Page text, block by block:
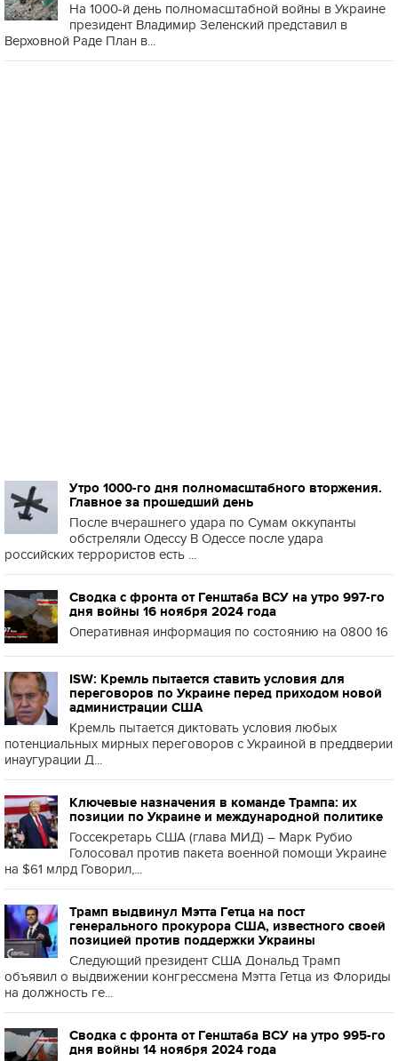
На 1000-й день полномасштабной войны в Украине
президент Владимир Зеленский представил в
Верховной Раде План в...
Утро 1000-го дня полномасштабного вторжения.
Главное за прошедший день
После вчерашнего удара по Сумам оккупанты
обстреляли Одессу В Одессе после удара
российских террористов есть ...
Сводка с фронта от Генштаба ВСУ на утро 997-го
дня войны 16 ноября 2024 года
Оперативная информация по состоянию на 0800 16
ISW: Кремль пытается ставить условия для
переговоров по Украине перед приходом новой
администрации США
Кремль пытается диктовать условия любых
потенциальных мирных переговоров с Украиной в преддверии
инаугурации Д...
Ключевые назначения в команде Трампа: их
позиции по Украине и международной политике
Госсекретарь США (глава МИД) – Марк Рубио
Голосовал против пакета военной помощи Украине
на $61 млрд Говорил,...
Трамп выдвинул Мэтта Гетца на пост
генерального прокурора США, известного своей
позицией против поддержки Украины
Следующий президент США Дональд Трамп
объявил о выдвижении конгрессмена Мэтта Гетца из Флориды
на должность ге...
Сводка с фронта от Генштаба ВСУ на утро 995-го
дня войны 14 ноября 2024 года